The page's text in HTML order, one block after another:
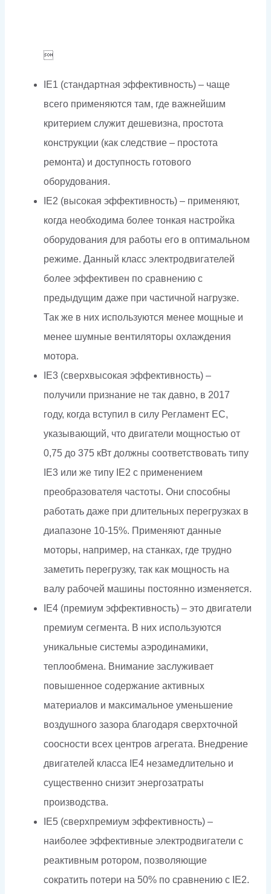

IE1 (стандартная эффективность) – чаще
всего применяются там, где важнейшим
критерием служит дешевизна, простота
конструкции (как следствие – простота
ремонта) и доступность готового
оборудования.
IE2 (высокая эффективность) – применяют,
когда необходима более тонкая настройка
оборудования для работы его в оптимальном
режиме. Данный класс электродвигателей
более эффективен по сравнению с
предыдущим даже при частичной нагрузке.
Так же в них используются менее мощные и
менее шумные вентиляторы охлаждения
мотора.
IE3 (сверхвысокая эффективность) –
получили признание не так давно, в 2017
году, когда вступил в силу Регламент ЕС,
указывающий, что двигатели мощностью от
0,75 до 375 кВт должны соответствовать типу
IE3 или же типу IE2 с применением
преобразователя частоты. Они способны
работать даже при длительных перегрузках в
диапазоне 10-15%. Применяют данные
моторы, например, на станках, где трудно
заметить перегрузку, так как мощность на
валу рабочей машины постоянно изменяется.
IE4 (премиум эффективность) – это двигатели
премиум сегмента. В них используются
уникальные системы аэродинамики,
теплообмена. Внимание заслуживает
повышенное содержание активных
материалов и максимальное уменьшение
воздушного зазора благодаря сверхточной
соосности всех центров агрегата. Внедрение
двигателей класса IE4 незамедлительно и
существенно снизит энергозатраты
производства.
IE5 (сверхпремиум эффективность) –
наиболее эффективные электродвигатели с
реактивным ротором, позволяющие
сократить потери на 50% по сравнению с IE2.